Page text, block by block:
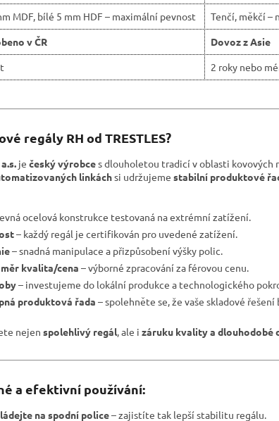
MDF, bílé 5 mm HDF – maximální pevnost
Tenčí, měkčí –
v ČR
Dovoz z Asie
2 roky nebo
regály RH od TRESTLES?
je český výrobces dlouholetou tradicí v oblasti kovových
linkáchsi udržujeme stabilní produktové
ocelová konstrukce testovaná na extrémní zatížení.
– každý regál je certifikován pro uvedené zatížení.
– snadná manipulace a přizpůsobení výšky polic.
kvalita/cena – výborné zpracování za férovou cenu.
– investujeme do lokální produkce a technologického
produktová řada – spolehněte se, že vaše skladové
nejen spolehlivý regál, ale i záruku kvality a dlouhodobé
a efektivní používání:
na spodní police– zajistíte tak lepší stabilitu regálu.